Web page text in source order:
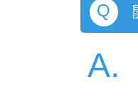
Q
A.